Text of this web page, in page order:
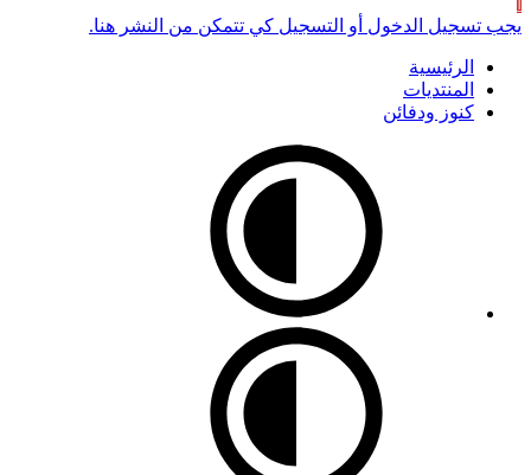
يجب تسجيل الدخول أو التسجيل كي تتمكن من النشر هنا.
الرئيسية
المنتديات
كنوز ودفائن